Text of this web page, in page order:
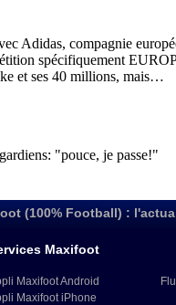
(100% Football) :
Maxifoot
Maxifoot Android
Maxifoot iPhone